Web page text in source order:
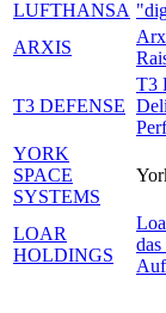
LUFTHANSA
ARXIS
T3 DEFENSE
T3
YORK
SPACE
SYSTEMS
LOAR
HOLDINGS